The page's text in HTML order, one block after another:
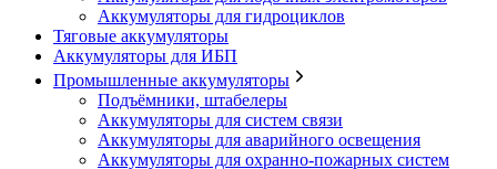
Аккумуляторы для гидроциклов
Тяговые аккумуляторы
Аккумуляторы для ИБП
Промышленные аккумуляторы
Подъёмники, штабелеры
Аккумуляторы для систем связи
Аккумуляторы для аварийного освещения
Аккумуляторы для охранно-пожарных систем